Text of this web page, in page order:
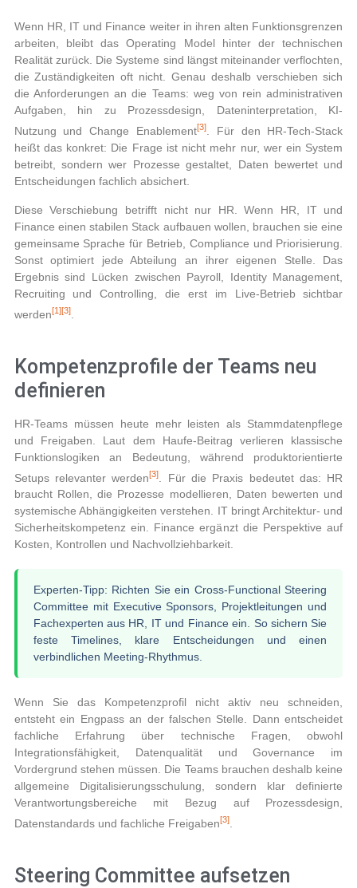
Wenn HR, IT und Finance weiter in ihren alten Funktionsgrenzen
arbeiten, bleibt das Operating Model hinter der technischen
Realität zurück. Die Systeme sind längst miteinander verflochten,
die Zuständigkeiten oft nicht. Genau deshalb verschieben sich
die Anforderungen an die Teams: weg von rein administrativen
Aufgaben, hin zu Prozessdesign, Dateninterpretation, KI-
Nutzung und Change Enablement[3]
. Für den HR-Tech-Stack
heißt das konkret: Die Frage ist nicht mehr nur, wer ein System
betreibt, sondern wer Prozesse gestaltet, Daten bewertet und
Entscheidungen fachlich absichert.
Diese Verschiebung betrifft nicht nur HR. Wenn HR, IT und
Finance einen stabilen Stack aufbauen wollen, brauchen sie eine
gemeinsame Sprache für Betrieb, Compliance und Priorisierung.
Sonst optimiert jede Abteilung an ihrer eigenen Stelle. Das
Ergebnis sind Lücken zwischen Payroll, Identity Management,
Recruiting und Controlling, die erst im Live-Betrieb sichtbar
werden[1][3].
Kompetenzprofile der Teams neu
definieren
HR-Teams müssen heute mehr leisten als Stammdatenpflege
und Freigaben. Laut dem Haufe-Beitrag verlieren klassische
Funktionslogiken an Bedeutung, während produktorientierte
Setups relevanter werden[3]
. Für die Praxis bedeutet das: HR
braucht Rollen, die Prozesse modellieren, Daten bewerten und
systemische Abhängigkeiten verstehen. IT bringt Architektur- und
Sicherheitskompetenz ein. Finance ergänzt die Perspektive auf
Kosten, Kontrollen und Nachvollziehbarkeit.
Experten-Tipp: Richten Sie ein Cross-Functional Steering
Committee mit Executive Sponsors, Projektleitungen und
Fachexperten aus HR, IT und Finance ein. So sichern Sie
feste Timelines, klare Entscheidungen und einen
verbindlichen Meeting-Rhythmus.
Wenn Sie das Kompetenzprofil nicht aktiv neu schneiden,
entsteht ein Engpass an der falschen Stelle. Dann entscheidet
fachliche Erfahrung über technische Fragen, obwohl
Integrationsfähigkeit, Datenqualität und Governance im
Vordergrund stehen müssen. Die Teams brauchen deshalb keine
allgemeine Digitalisierungsschulung, sondern klar definierte
Verantwortungsbereiche mit Bezug auf Prozessdesign,
Datenstandards und fachliche Freigaben[3].
Steering Committee aufsetzen